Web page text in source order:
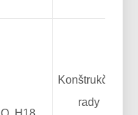
Konštrukčné
rady